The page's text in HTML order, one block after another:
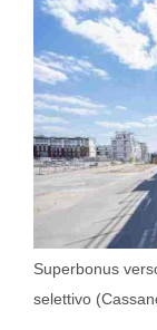
Superbonus
selettivo